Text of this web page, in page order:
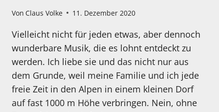
Von Claus Volke 11. Dezember 2020
Vielleicht nicht für jeden etwas, aber dennoch
wunderbare Musik, die es lohnt entdeckt zu
werden. Ich liebe sie und das nicht nur aus
dem Grunde, weil meine Familie und ich jede
freie Zeit in den Alpen in einem kleinen Dorf
auf fast 1000 m Höhe verbringen. Nein, ohne